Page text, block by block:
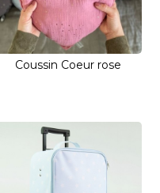
Coussin Coeur rose